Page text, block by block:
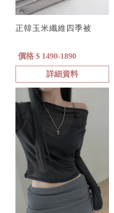
正韓玉米纖維四季被
價格 $ 1490-1890
詳細資料